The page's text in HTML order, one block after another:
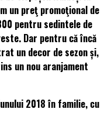
un preţ promoţional de
pentru sedintele de
Dar pentru că încă
un decor de sezon și,
un nou aranjament
2018 în familie, cu